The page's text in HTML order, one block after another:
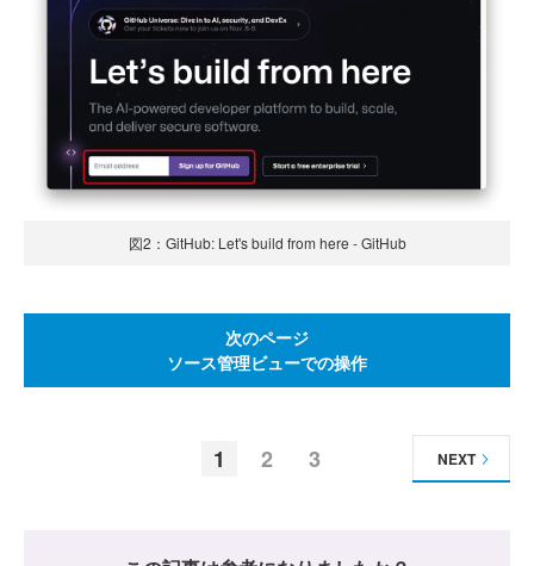
図2：GitHub: Let's build from here - GitHub
次のページ
ソース管理ビューでの操作
1 2 3 NEXT